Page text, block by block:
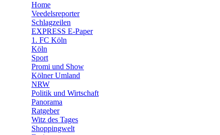
🛒 Shoppingwelt
Home
Veedelsreporter
Schlagzeilen
EXPRESS E-Paper
1. FC Köln
Köln
Sport
Promi und Show
Kölner Umland
NRW
Politik und Wirtschaft
Panorama
Ratgeber
Witz des Tages
Shoppingwelt